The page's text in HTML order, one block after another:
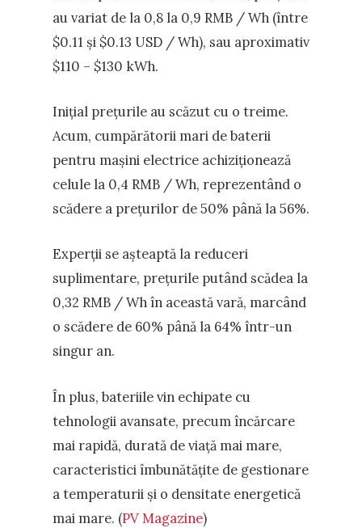
au variat de la 0,8 la 0,9 RMB / Wh (între
$0.11 și $0.13 USD / Wh), sau aproximativ
$110 – $130 kWh.
Inițial prețurile au scăzut cu o treime.
Acum, cumpărătorii mari de baterii
pentru mașini electrice achiziționează
celule la 0,4 RMB / Wh, reprezentând o
scădere a prețurilor de 50% până la 56%.
Experții se așteaptă la reduceri
suplimentare, prețurile putând scădea la
0,32 RMB / Wh în această vară, marcând
o scădere de 60% până la 64% într-un
singur an.
În plus, bateriile vin echipate cu
tehnologii avansate, precum încărcare
mai rapidă, durată de viață mai mare,
caracteristici îmbunătățite de gestionare
a temperaturii și o densitate energetică
mai mare. (PV Magazine)